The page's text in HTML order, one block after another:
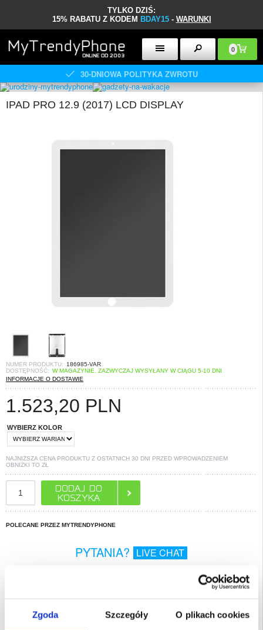
Zgoda Szczegóły O plikach cookies
TYLKO DZIŚ:
15% RABATU Z KODEM BDAY15- WARUNKI
0
30-DNIOWA POLITYKA ZWROTU
IPAD PRO 12.9 (2017) LCD DISPLAY
NUMER PRODUKTU:
186985-VAR
DOSTĘPNOŚĆ: W MAGAZYNIE. ZAZWYCZAJ WYSYŁANY W CIĄGU 5-10 DNI
INFORMACJE O DOSTAWIE
1.523,20 PLN
WYBIERZ KOLOR
NAJNIŻSZA CENA PRODUKTU Z OSTATNICH 30 DNI PRZED WPROWADZENIEM
OBNIŻKI TO ZŁ
POLECANE PRZEZ MYTRENDYPHONE
PYTANIA? LIVE CHAT
Incl. display glass, touch screen.